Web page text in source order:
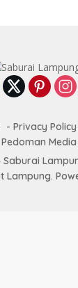
Privacy Policy
Pedoman
Lampung.